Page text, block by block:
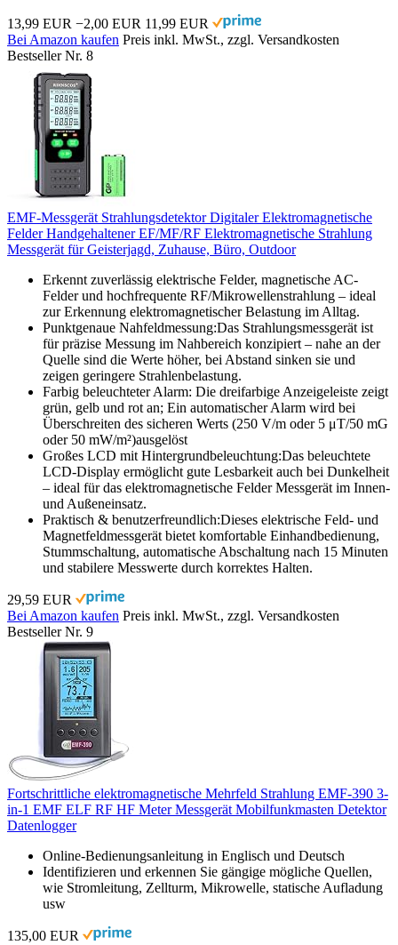
13,99 EUR −2,00 EUR 11,99 EUR
Bei Amazon kaufen Preis inkl. MwSt., zzgl. Versandkosten
Bestseller Nr. 8
EMF-Messgerät Strahlungsdetektor Digitaler Elektromagnetische
Felder Handgehaltener EF/MF/RF Elektromagnetische Strahlung
Messgerät für Geisterjagd, Zuhause, Büro, Outdoor
Erkennt zuverlässig elektrische Felder, magnetische AC-
Felder und hochfrequente RF/Mikrowellenstrahlung – ideal
zur Erkennung elektromagnetischer Belastung im Alltag.
Punktgenaue Nahfeldmessung:Das Strahlungsmessgerät ist
für präzise Messung im Nahbereich konzipiert – nahe an der
Quelle sind die Werte höher, bei Abstand sinken sie und
zeigen geringere Strahlenbelastung.
Farbig beleuchteter Alarm: Die dreifarbige Anzeigeleiste zeigt
grün, gelb und rot an; Ein automatischer Alarm wird bei
Überschreiten des sicheren Werts (250 V/m oder 5 μT/50 mG
oder 50 mW/m²)ausgelöst
Großes LCD mit Hintergrundbeleuchtung:Das beleuchtete
LCD-Display ermöglicht gute Lesbarkeit auch bei Dunkelheit
– ideal für das elektromagnetische Felder Messgerät im Innen-
und Außeneinsatz.
Praktisch & benutzerfreundlich:Dieses elektrische Feld- und
Magnetfeldmessgerät bietet komfortable Einhandbedienung,
Stummschaltung, automatische Abschaltung nach 15 Minuten
und stabilere Messwerte durch korrektes Halten.
29,59 EUR
Bei Amazon kaufen Preis inkl. MwSt., zzgl. Versandkosten
Bestseller Nr. 9
Fortschrittliche elektromagnetische Mehrfeld Strahlung EMF-390 3-
in-1 EMF ELF RF HF Meter Messgerät Mobilfunkmasten Detektor
Datenlogger
Online-Bedienungsanleitung in Englisch und Deutsch
Identifizieren und erkennen Sie gängige mögliche Quellen,
wie Stromleitung, Zellturm, Mikrowelle, statische Aufladung
usw
135,00 EUR